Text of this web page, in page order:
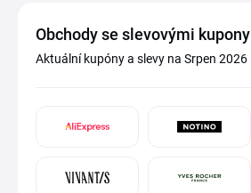
Obchody se slevovými kupony
Aktuální kupóny a slevy na Srpen 2026